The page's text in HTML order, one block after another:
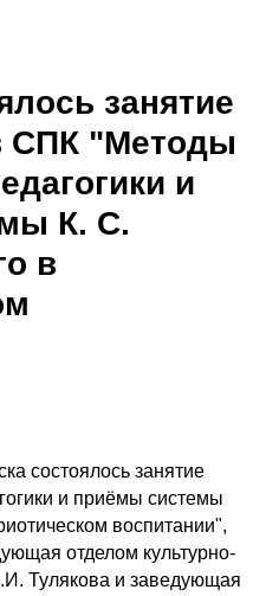
занятие
СПК "Методы
и
К. С.
в
состоялось занятие
и приёмы системы
воспитании",
отделом культурно-
Тулякова и заведующая